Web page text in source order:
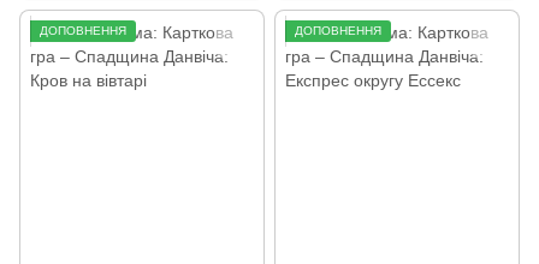
ДОПОВНЕННЯ ДОПОВНЕННЯ